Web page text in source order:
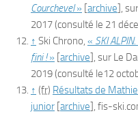
Courchevel» archive , sur
2017(consulté le 21
↑ Ski Chrono, « SKI
fini !» archive , sur Le
2019(consulté le12
↑ (fr) Résultats de
junior archive , fis-